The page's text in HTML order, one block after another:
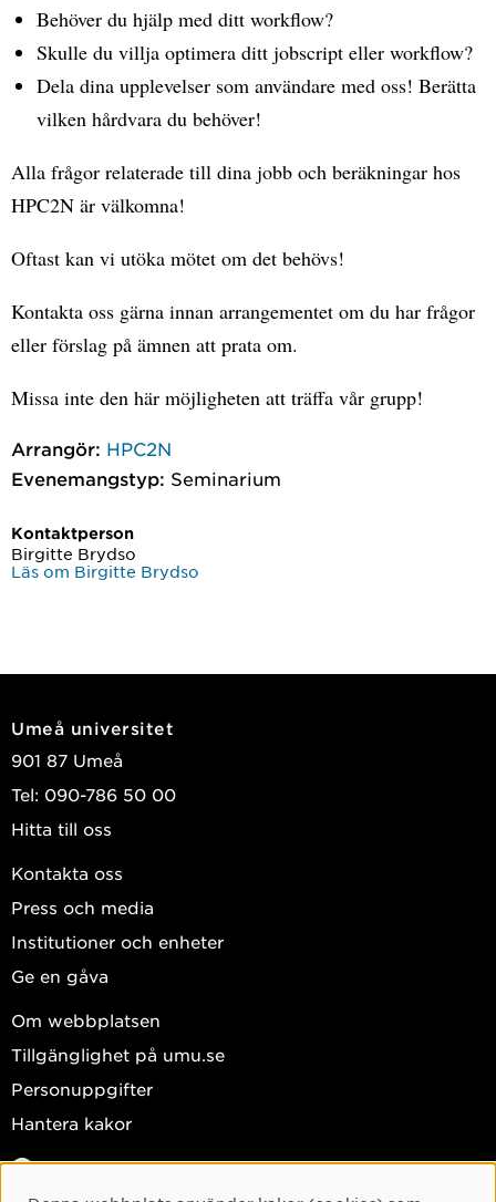
Behöver du hjälp med ditt workflow?
Skulle du villja optimera ditt jobscript eller workflow?
Dela dina upplevelser som användare med oss! Berätta
vilken hårdvara du behöver!
Alla frågor relaterade till dina jobb och beräkningar hos
HPC2N är välkomna!
Oftast kan vi utöka mötet om det behövs!
Kontakta oss gärna innan arrangementet om du har frågor
eller förslag på ämnen att prata om.
Missa inte den här möjligheten att träffa vår grupp!
Arrangör: HPC2N
Evenemangstyp: Seminarium
Kontaktperson
Birgitte Brydso
Läs om Birgitte Brydso
Umeå universitet
901 87 Umeå
Tel: 090-786 50 00
Hitta till oss
Kontakta oss
Press och media
Institutioner och enheter
Ge en gåva
Om webbplatsen
Tillgänglighet på umu.se
Personuppgifter
Hantera kakor
Facebook